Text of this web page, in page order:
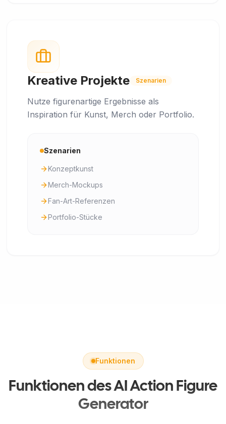
Kreative Projekte Szenarien
Nutze figurenartige Ergebnisse als
Inspiration für Kunst, Merch oder Portfolio.
Szenarien
Konzeptkunst
Merch-Mockups
Fan-Art-Referenzen
Portfolio-Stücke
Funktionen
Funktionen des AI Action Figure
Generator